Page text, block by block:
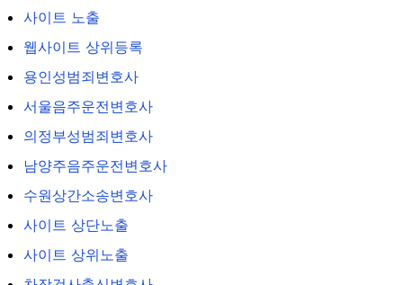
사이트 노출
웹사이트 상위등록
용인성범죄변호사
서울음주운전변호사
의정부성범죄변호사
남양주음주운전변호사
수원상간소송변호사
사이트 상단노출
사이트 상위노출